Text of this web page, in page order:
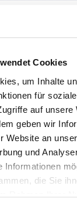
Cookies
um Inhalte
für
auf unsere
geben wir
Website an
und
Informationen
die Sie
Swiss
siegt
Diese
Firmen
Besten
Artikel
Bote,
Diese
gehören
Artikel